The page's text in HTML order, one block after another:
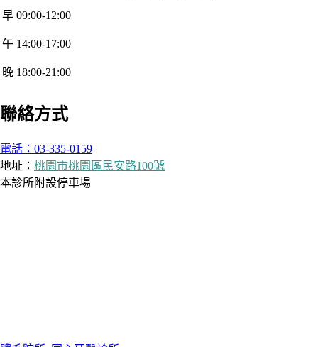
早 09:00-12:00
午 14:00-17:00
晚 18:00-21:00
聯絡方式
電話：03-335-0159
地址： 桃園市桃園區民安路100號
本診所附設停車場